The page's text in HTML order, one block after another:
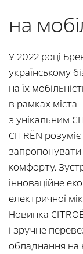
на
У 2022 році
українському
на їх
в рамках
з унікальним
CITRЁN
комфорту.
інноваційне
електричної
Новинка
і зручне
обладнання на